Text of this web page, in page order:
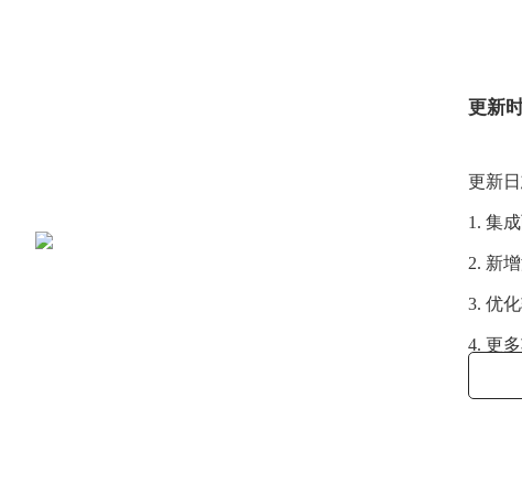
更新
更新日
1. 集
2. 新
3. 优
4. 更